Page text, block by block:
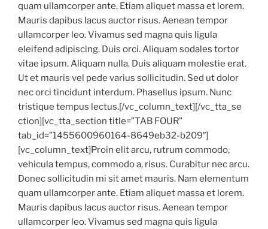
quam ullamcorper ante. Etiam aliquet massa et lorem.
Mauris dapibus lacus auctor risus. Aenean tempor
ullamcorper leo. Vivamus sed magna quis ligula
eleifend adipiscing. Duis orci. Aliquam sodales tortor
vitae ipsum. Aliquam nulla. Duis aliquam molestie erat.
Ut et mauris vel pede varius sollicitudin. Sed ut dolor
nec orci tincidunt interdum. Phasellus ipsum. Nunc
tristique tempus lectus.[/vc_column_text][/vc_tta_se
ction][vc_tta_section title=”TAB FOUR”
tab_id=”1455600960164-8649eb32-b209″]
[vc_column_text]Proin elit arcu, rutrum commodo,
vehicula tempus, commodo a, risus. Curabitur nec arcu.
Donec sollicitudin mi sit amet mauris. Nam elementum
quam ullamcorper ante. Etiam aliquet massa et lorem.
Mauris dapibus lacus auctor risus. Aenean tempor
ullamcorper leo. Vivamus sed magna quis ligula